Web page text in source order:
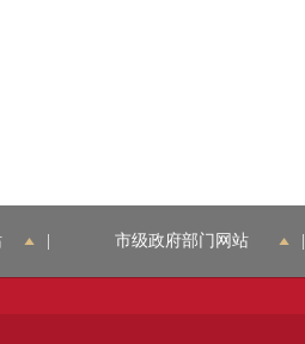
市级政府部门网站